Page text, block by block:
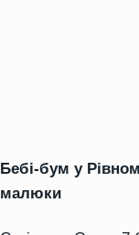
Бебі-бум у
малюки